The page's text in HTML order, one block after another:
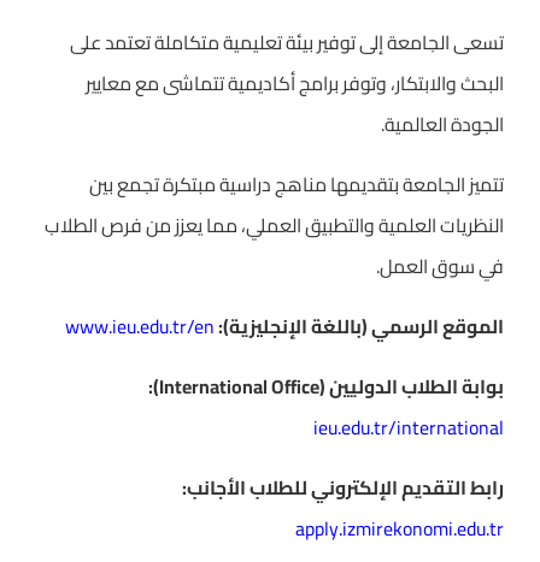
تسعى الجامعة إلى توفير بيئة تعليمية متكاملة تعتمد على
البحث والابتكار، وتوفر برامج أكاديمية تتماشى مع معايير
الجودة العالمية.
تتميز الجامعة بتقديمها مناهج دراسية مبتكرة تجمع بين
النظريات العلمية والتطبيق العملي، مما يعزز من فرص الطلاب
في سوق العمل.
الموقع الرسمي (باللغة الإنجليزية):www.ieu.edu.tr/en
بوابة الطلاب الدوليين (International Office):
ieu.edu.tr/international
رابط التقديم الإلكتروني للطلاب الأجانب:
apply.izmirekonomi.edu.tr